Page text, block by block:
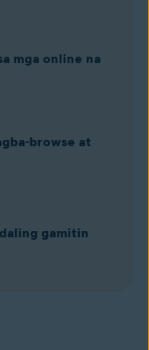
mga online na
browse at
gamitin